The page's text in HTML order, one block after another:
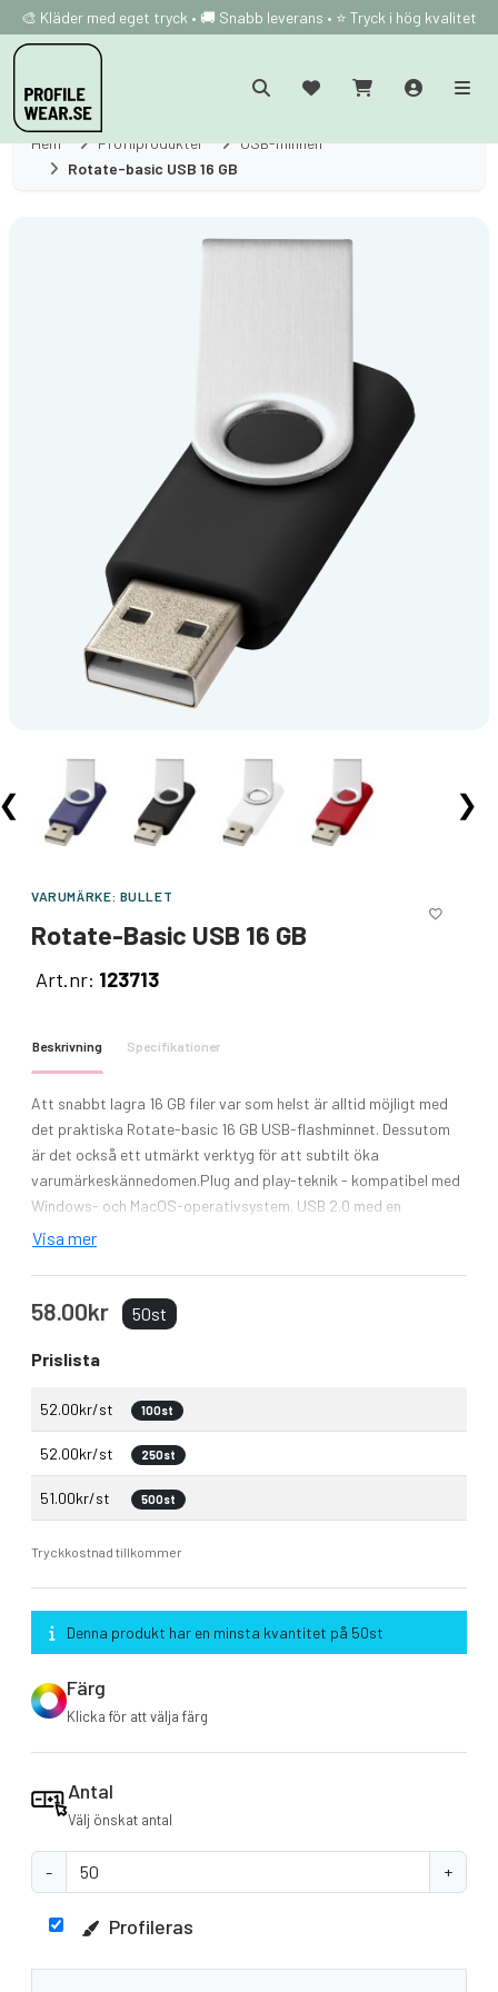
🎨 Kläder med eget tryck • 🚚 Snabb leverans • ⭐ Tryck i hög kvalitet
Hem Profilprodukter
USB-minnen
Rotate-basic USB 16 GB
❯
VARUMÄRKE: BULLET
Rotate-Basic USB 16 GB
Art.nr: 123713
Beskrivning Specifikationer
Att snabbt lagra 16 GB filer var som helst är alltid möjligt med
det praktiska Rotate-basic 16 GB USB-flashminnet. Dessutom
är det också ett utmärkt verktyg för att subtilt öka
varumärkeskännedomen.Plug and play-teknik - kompatibel med
Windows- och MacOS-operativsystem. USB 2.0 med en
skrivhastighet på 2,92 MB/s och en läshastighet på 9,76 MB/s.
som gör det enkelt att öppna och stänga och förhindrar att
smuts kommer in i USB-porten.
Visa mer
58.00kr 50st
Prislista
52.00kr/st 100st
52.00kr/st 250st
51.00kr/st 500st
Tryckkostnad tillkommer
Denna produkt har en minsta kvantitet på 50st
Färg
Klicka för att välja färg
Antal
Välj önskat antal
- +
Profileras